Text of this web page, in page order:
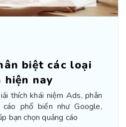
biệt các loại
hiện nay
thích khái niệm Ads, phân
phổ biến như Google,
bạn chọn quảng cáo